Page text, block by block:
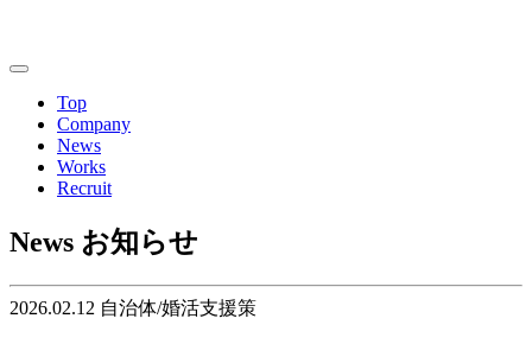
Top
Company
News
Works
Recruit
News お知らせ
2026.02.12 自治体/婚活支援策